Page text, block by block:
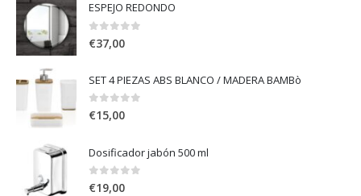
ESPEJO REDONDO
0out of 5
€37,00
SET 4 PIEZAS ABS BLANCO / MADERA BAMBò
0 out of 5
€15,00
Dosificador jabón 500 ml
0 out of 5
€19,00